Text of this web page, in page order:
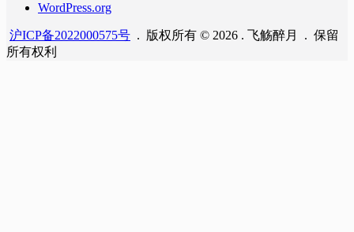
WordPress.org
沪ICP备2022000575号 . 版权所有 © 2026 . 飞觞醉月 . 保留
所有权利